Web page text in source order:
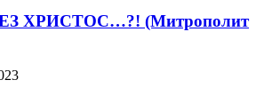
ХРИСТОС…?! (Митрополит